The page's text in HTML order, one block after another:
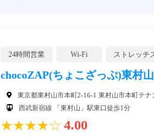
24時間営業 Wi-Fi ストレッチ
chocoZAP(ちょこざっぷ)東村
東京都東村山市本町2-16-1 東村山市本町テナ
西武新宿線 「東村山」駅東口徒歩1分
★★★★☆ 4.00